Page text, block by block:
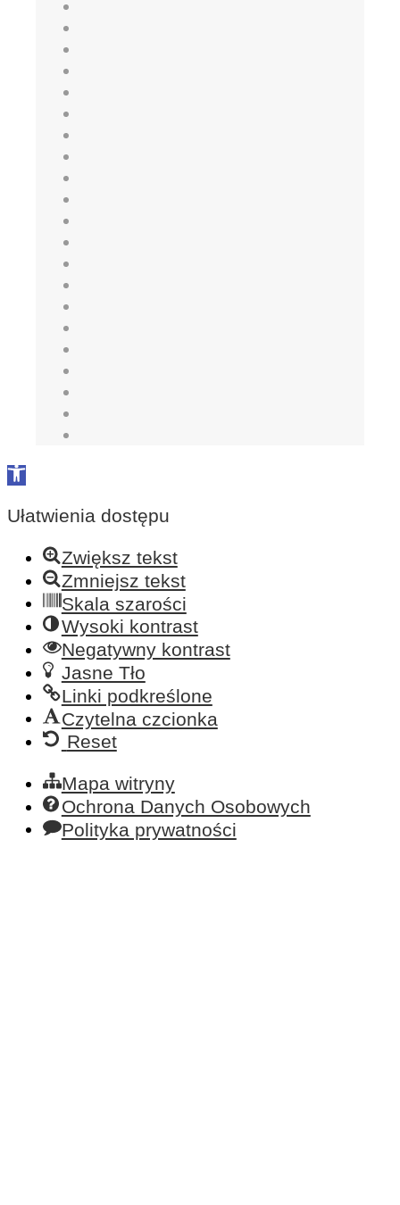
Open
Ułatwienia dostępu
Zwiększ tekst
Zmniejsz tekst
Skala szarości
Wysoki kontrast
Negatywny kontrast
Jasne Tło
Linki podkreślone
Czytelna czcionka
Reset
Mapa witryny
Ochrona Danych Osobowych
Polityka prywatności